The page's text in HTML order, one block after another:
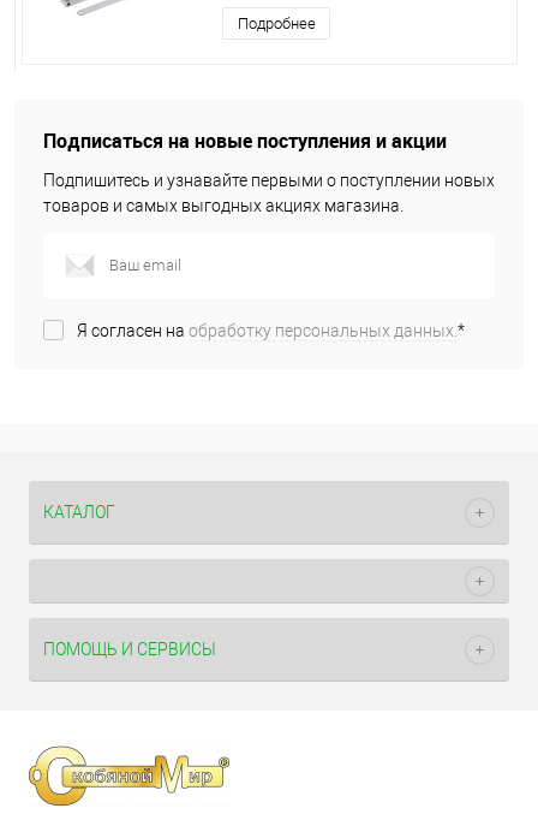
Подробнее
Подписаться на новые поступления и акции
Подпишитесь и узнавайте первыми о поступлении новых
товаров и самых выгодных акциях магазина.
Я согласен на обработку персональных данных.*
КАТАЛОГ
ПОМОЩЬ И СЕРВИСЫ